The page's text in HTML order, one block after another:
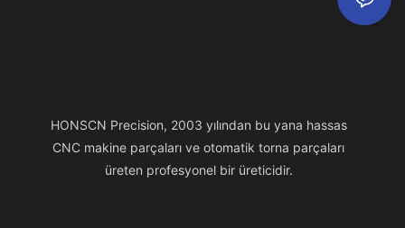
HONSCN Precision, 2003 yılından bu yana hassas
CNC makine parçaları ve otomatik torna parçaları
üreten profesyonel bir üreticidir.